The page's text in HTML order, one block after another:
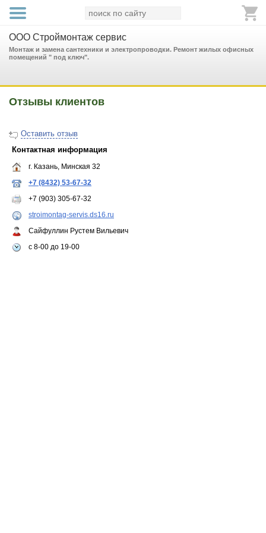
ООО Строймонтаж сервис
Монтаж и замена сантехники и электропроводки. Ремонт жилых офисных
помещений " под ключ".
Отзывы клиентов
Оставить отзыв
Контактная информация
г. Казань, Минская 32
+7 (8432) 53-67-32
+7 (903) 305-67-32
stroimontag-servis.ds16.ru
Сайфуллин Рустем Вильевич
с 8-00 до 19-00